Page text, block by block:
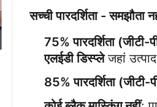
सच्ची पारदर्शिता - समझौता
75% पारदर्शिता (जीटी-
एलईडी डिस्प्ले जहां
85% पारदर्शिता (जीटी-